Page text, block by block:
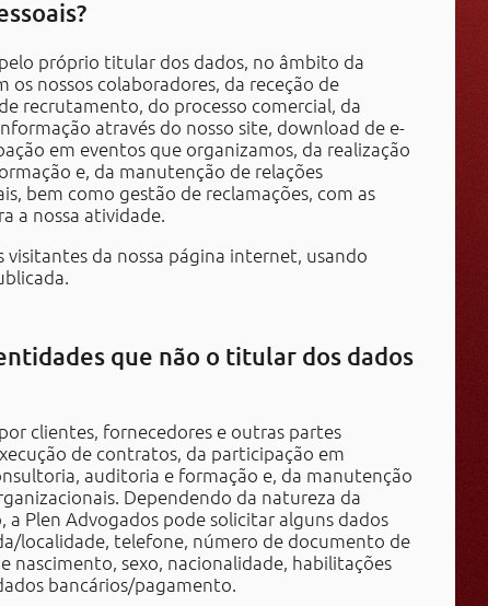
próprio titular dos dados, no âmbito da
nossos colaboradores, da receção de
recrutamento, do processo comercial, da
através do nosso site, download de e-
em eventos que organizamos, da realização
e, da manutenção de relações
bem como gestão de reclamações, com as
a nossa atividade.
da nossa página internet, usando
que não o titular dos dados
clientes, fornecedores e outras partes
de contratos, da participação em
auditoria e formação e, da manutenção
Dependendo da natureza da
Plen Advogados pode solicitar alguns dados
localidade, telefone, número de documento de
sexo, nacionalidade, habilitações
bancários/pagamento.